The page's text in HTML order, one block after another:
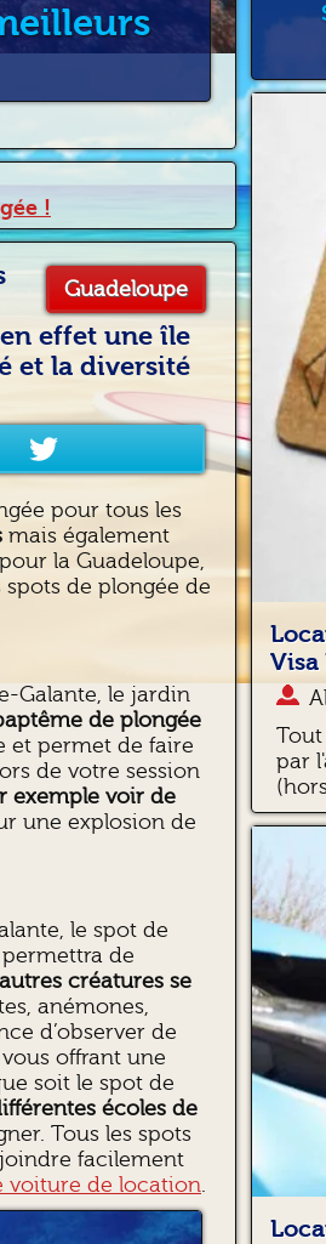
!
Guadeloupe
effet une île
et la diversité
pour tous les
mais également
la Guadeloupe,
de plongée de
Galante, le jardin
de plongée
et permet de faire
de votre session
exemple voir de
une explosion de
le spot de
de
créatures se
anémones,
d’observer de
offrant une
soit le spot de
écoles de
Tous les spots
facilement
voiture de location.
Visa
par